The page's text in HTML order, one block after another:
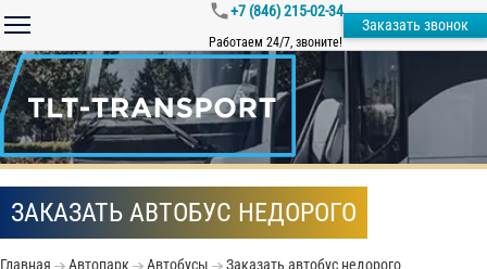
+7 (846) 215-02-34
Работаем 24/7, звоните!
Заказать звонок
ЗАКАЗАТЬ АВТОБУС НЕДОРОГО
Главная Автопарк Автобусы Заказать автобус недорого